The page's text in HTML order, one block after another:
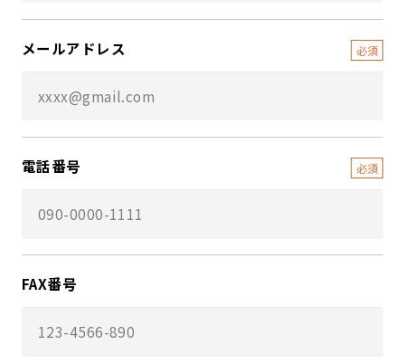
メールアドレス
電話番号
FAX番号